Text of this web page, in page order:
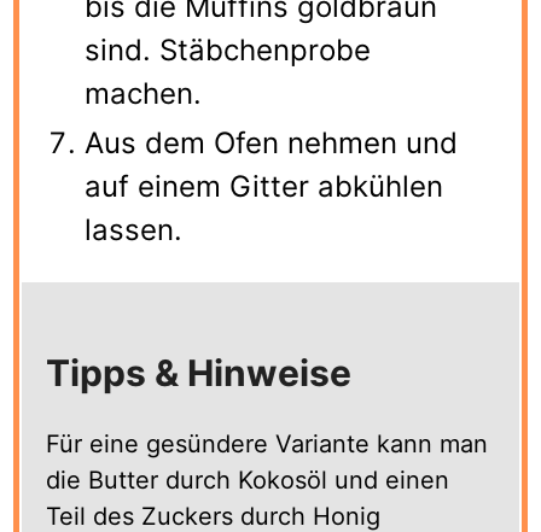
sind. Stäbchenprobe
machen.
Aus dem Ofen nehmen und
auf einem Gitter abkühlen
lassen.
Tipps & Hinweise
Für eine gesündere Variante kann man
die Butter durch Kokosöl und einen
Teil des Zuckers durch Honig